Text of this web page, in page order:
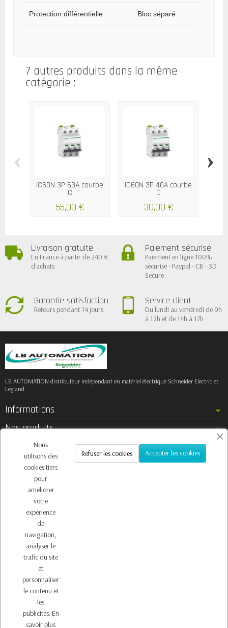
Protection différentielle Bloc séparé
7 autres produits dans la même
catégorie :
iC60N 3P 63A courbe
C
55,00 €
iC60N 3P 40A courbe
C
30,00 €
‹ ›
Livraison gratuite
En France à partir de 240 €
d'achats
Paiement sécurisé
Paiement en ligne 100%
sécurisé - Paypal - CB - 3D
Secure
Garantie satisfaction
Retours pendant 14 jours
Service client
Du lundi au vendredi de 9h
à 12h et de 14h à 17h
LB AUTOMATION distributeur indépendant en matériel électrique Schneider Electric et
Legrand
Informations
Nos produits
Notre société
Contactez-nous
Inscription à la newsletter
Vous pouvez vous désinscrire à tout moment. Vous trouverez pour cela nos
informations de contact dans les conditions d'utilisation du site.
Copyright © 2026 - Design by
Nous
utilisons des
cookies tiers
pour
améliorer
votre
expérience
de
navigation,
analyser le
trafic du site
et
personnaliser
le contenu et
les
publicités.En
savoir plus
Accepter les cookies
Refuser les cookies